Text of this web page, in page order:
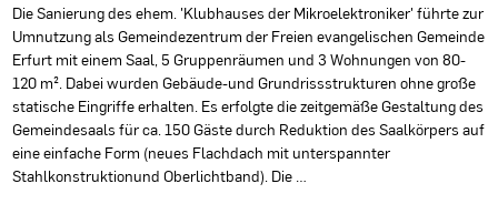
Die Sanierung des ehem. 'Klubhauses der Mikroelektroniker' führte zur
Umnutzung als Gemeindezentrum der Freien evangelischen Gemeinde
Erfurt mit einem Saal, 5 Gruppenräumen und 3 Wohnungen von 80-
120 m². Dabei wurden Gebäude-und Grundrissstrukturen ohne große
statische Eingriffe erhalten. Es erfolgte die zeitgemäße Gestaltung des
Gemeindesaals für ca. 150 Gäste durch Reduktion des Saalkörpers auf
eine einfache Form (neues Flachdach mit unterspannter
Stahlkonstruktionund Oberlichtband). Die …